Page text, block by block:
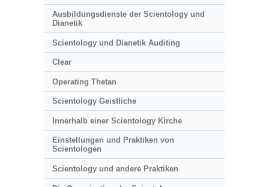
Ausbildungsdienste der Scientology und
Dianetik
Scientology und Dianetik Auditing
Clear
Operating Thetan
Scientology Geistliche
Innerhalb einer Scientology Kirche
Einstellungen und Praktiken von
Scientologen
Scientology und andere Praktiken